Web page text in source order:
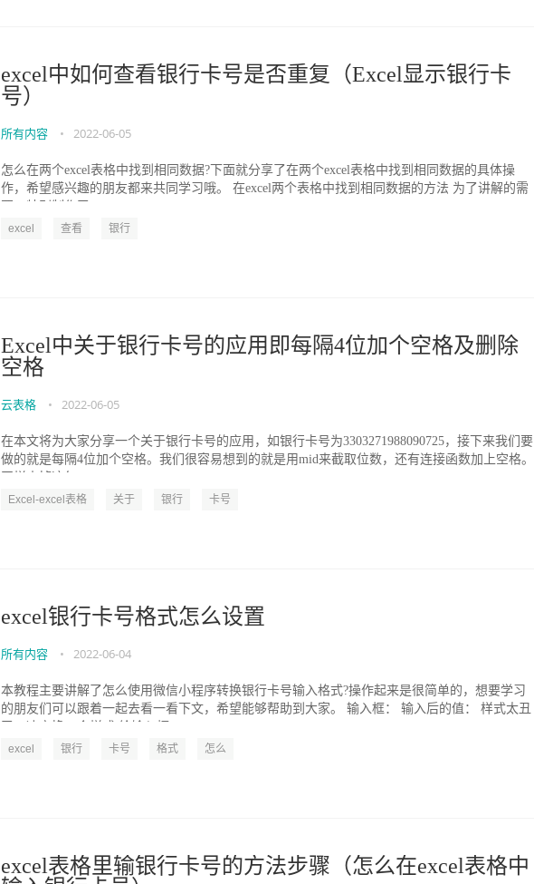
excel中如何查看银行卡号是否重复（Excel显示银行卡
号）
所有内容 • 2022-06-05
怎么在两个excel表格中找到相同数据?下面就分享了在两个excel表格中找到相同数据的具体操
作，希望感兴趣的朋友都来共同学习哦。 在excel两个表格中找到相同数据的方法 为了讲解的需
excel 查看 银行
Excel中关于银行卡号的应用即每隔4位加个空格及删除
空格
云表格 • 2022-06-05
在本文将为大家分享一个关于银行卡号的应用，如银行卡号为3303271988090725，接下来我们要
做的就是每隔4位加个空格。我们很容易想到的就是用mid来截取位数，还有连接函数加上空格。
Excel-excel表格 关于 银行 卡号
excel银行卡号格式怎么设置
所有内容 • 2022-06-04
本教程主要讲解了怎么使用微信小程序转换银行卡号输入格式?操作起来是很简单的，想要学习
的朋友们可以跟着一起去看一看下文，希望能够帮助到大家。 输入框： 输入后的值： 样式太丑
excel 银行 卡号 格式 怎么
excel表格里输银行卡号的方法步骤（怎么在excel表格中